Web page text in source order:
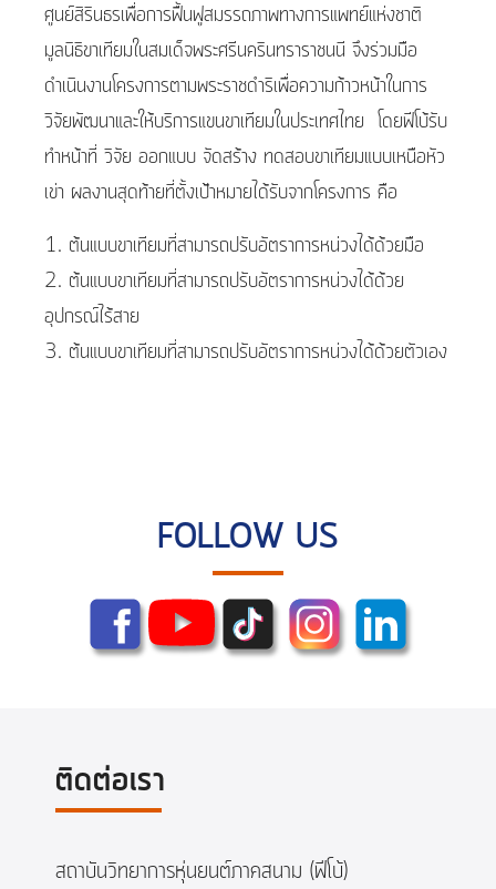
ศูนย์สิรินธรเพื่อการฟื้นฟูสมรรถภาพทางการแพทย์แห่งชาติ
มูลนิธิขาเทียมในสมเด็จพระศรีนครินทราราชนนี จึงร่วมมือ
ดำเนินงานโครงการตามพระราชดำริเพื่อความก้าวหน้าในการ
วิจัยพัฒนาและให้บริการแขนขาเทียมในประเทศไทย โดยฟีโบ้รับ
ทำหน้าที่ วิจัย ออกแบบ จัดสร้าง ทดสอบขาเทียมแบบเหนือหัว
เข่า ผลงานสุดท้ายที่ตั้งเป้าหมายได้รับจากโครงการ คือ
1. ต้นแบบขาเทียมที่สามารถปรับอัตราการหน่วงได้ด้วยมือ
2. ต้นแบบขาเทียมที่สามารถปรับอัตราการหน่วงได้ด้วย
อุปกรณ์ไร้สาย
3. ต้นแบบขาเทียมที่สามารถปรับอัตราการหน่วงได้ด้วยตัวเอง
FOLLOW US
ติดต่อเรา
สถาบันวิทยาการหุ่นยนต์ภาคสนาม (ฟีโบ้)